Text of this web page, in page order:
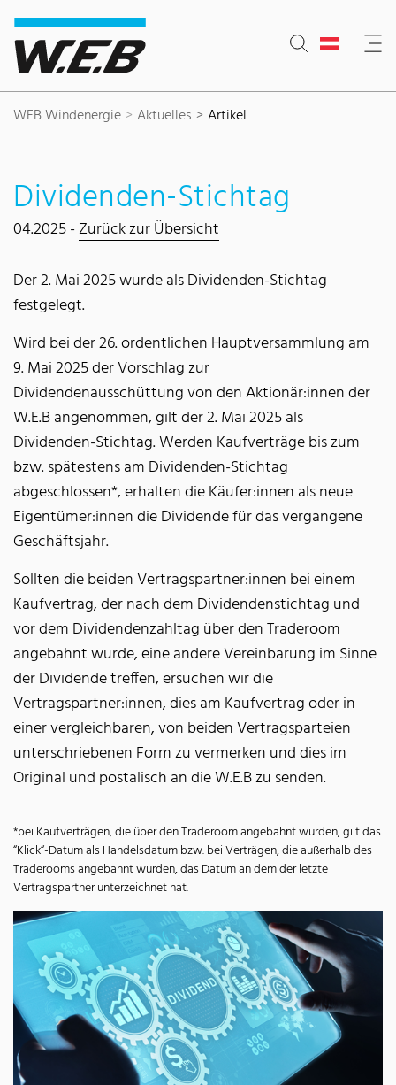
Inhaltsbereich
Suche
Hauptnavigation
Kontakt
Footer
WEB Windenergie Aktuelles Artikel
Dividenden-Stichtag
04.2025 -Zurück zur Übersicht
Der 2. Mai 2025 wurde als Dividenden-Stichtag
festgelegt.
Wird bei der 26. ordentlichen Hauptversammlung am
9. Mai 2025 der Vorschlag zur
Dividendenausschüttung von den Aktionär:innen der
W.E.B angenommen, gilt der 2. Mai 2025 als
Dividenden-Stichtag. Werden Kaufverträge bis zum
bzw. spätestens am Dividenden-Stichtag
abgeschlossen*, erhalten die Käufer:innen als neue
Eigentümer:innen die Dividende für das vergangene
Geschäftsjahr.
Sollten die beiden Vertragspartner:innen bei einem
Kaufvertrag, der nach dem Dividendenstichtag und
vor dem Dividendenzahltag über den Traderoom
angebahnt wurde, eine andere Vereinbarung im Sinne
der Dividende treffen, ersuchen wir die
Vertragspartner:innen, dies am Kaufvertrag oder in
einer vergleichbaren, von beiden Vertragsparteien
unterschriebenen Form zu vermerken und dies im
Original und postalisch an die W.E.B zu senden.
*bei Kaufverträgen, die über den Traderoom angebahnt wurden, gilt das
“Klick“-Datum als Handelsdatum bzw. bei Verträgen, die außerhalb des
Traderooms angebahnt wurden, das Datum an dem der letzte
Vertragspartner unterzeichnet hat.